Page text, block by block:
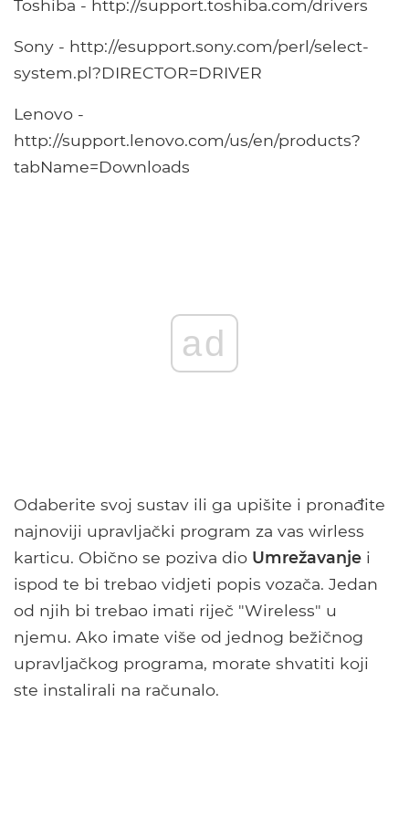
Toshiba - http://support.toshiba.com/drivers
Sony - http://esupport.sony.com/perl/select-
system.pl?DIRECTOR=DRIVER
Lenovo -
http://support.lenovo.com/us/en/products?
tabName=Downloads
ad
Odaberite svoj sustav ili ga upišite i pronađite
najnoviji upravljački program za vas wirless
karticu. Obično se poziva dio Umrežavanje i
ispod te bi trebao vidjeti popis vozača. Jedan
od njih bi trebao imati riječ "Wireless" u
njemu. Ako imate više od jednog bežičnog
upravljačkog programa, morate shvatiti koji
ste instalirali na računalo.